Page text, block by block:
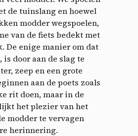
de tuinslang en hoewel
modder wegspoelen,
van de fiets bedekt met
De enige manier om dat
is door aan de slag te
zeep en een grote
aan de poets zoals
rit doen, maar in de
het plezier van het
modder te vervagen
herinnering.